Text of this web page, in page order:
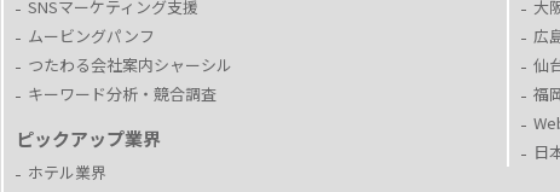
SNSマーケティング支援
ムービングパンフ
つたわる会社案内シャーシル
キーワード分析・競合調査
ピックアップ業界
ホテル業界
大
広
仙
福
日